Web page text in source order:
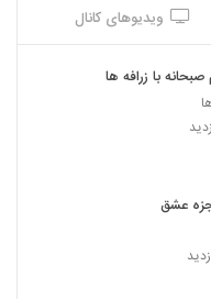
ویدیوهای کانال
صبحانه با زرافه ها
عشق